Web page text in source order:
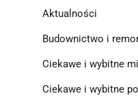
Aktualności
Budownictwo i
Ciekawe i wybitne
Ciekawe i wybitne